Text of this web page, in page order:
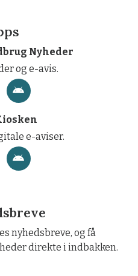
Nyheder
og e-avis.
e-aviser.
nyhedsbreve, og få
direkte i indbakken.